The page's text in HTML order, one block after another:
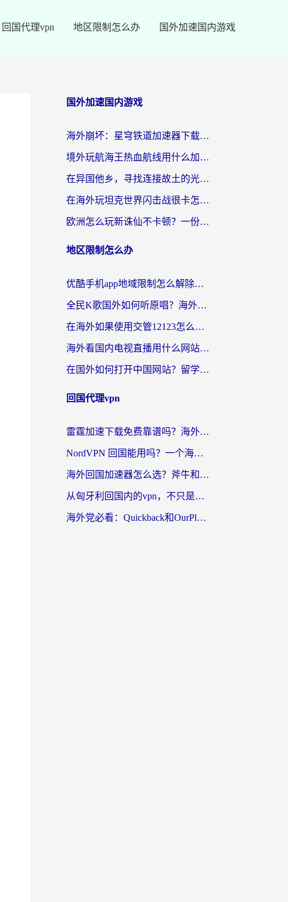
回国代理vpn 地区限制怎么办 国外加速国内游戏
国外加速国内游戏
海外崩坏：星穹铁道加速器下载安装：一份给游子的终极网络指南
境外玩航海王热血航线用什么加速器？2026海外玩家实测最优方案（附欧洲问道堡垒前线加速技巧）
在异国他乡，寻找连接故土的光明大陆免费加速器
在海外玩坦克世界闪击战很卡怎么办？老玩家亲测有效的加速器选择指南
欧洲怎么玩新诛仙不卡顿？一份给海外游子的国服游戏畅玩指南
地区限制怎么办
优酷手机app地域限制怎么解除？海外党亲测有效的追剧方案
全民K歌国外如何听原唱？海外党亲测有效的回国加速器选择指南
在海外如果使用交管12123怎么处理？留学生亲测有效的回国加速方案
海外看国内电视直播用什么网站比较好？一篇解决你所有追剧难题的实用指南
在国外如何打开中国网站？留学生与海外华人的无缝访问指南
回国代理vpn
雷霆加速下载免费靠谱吗？海外党选回国加速器的避坑指南（附热门工具对比）
NordVPN 回国能用吗？一个海外用户必须面对的真实困境
海外回国加速器怎么选？斧牛和海龟哪个好？一篇帮你避开坑的实用指南
从匈牙利回国内的vpn，不只是为了刷剧那么简单
海外党必看：Quickback和OurPlay好用吗？3分钟选对回国加速器，无缝刷剧玩游戏